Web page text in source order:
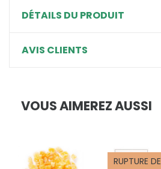
DÉTAILS DU PRODUIT
AVIS CLIENTS
VOUS AIMEREZ AUSSI
RUPTURE DE